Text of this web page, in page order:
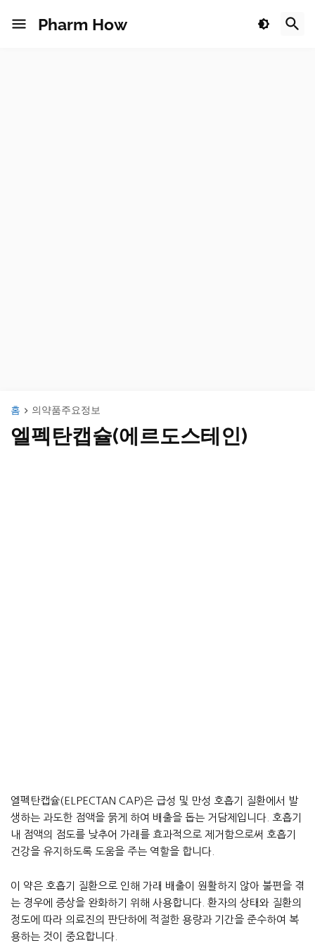
Pharm How
홈 의약품주요정보
엘펙탄캡슐(에르도스테인)
엘펙탄캡슐(ELPECTAN CAP)은 급성 및 만성 호흡기 질환에서 발
생하는 과도한 점액을 묽게 하여 배출을 돕는 거담제입니다. 호흡기
내 점액의 점도를 낮추어 가래를 효과적으로 제거함으로써 호흡기
건강을 유지하도록 도움을 주는 역할을 합니다.
이 약은 호흡기 질환으로 인해 가래 배출이 원활하지 않아 불편을 겪
는 경우에 증상을 완화하기 위해 사용합니다. 환자의 상태와 질환의
정도에 따라 의료진의 판단하에 적절한 용량과 기간을 준수하여 복
용하는 것이 중요합니다.